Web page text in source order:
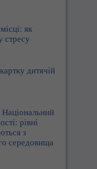
як
стресу
дитячій
Національний
рівні
з
середовища